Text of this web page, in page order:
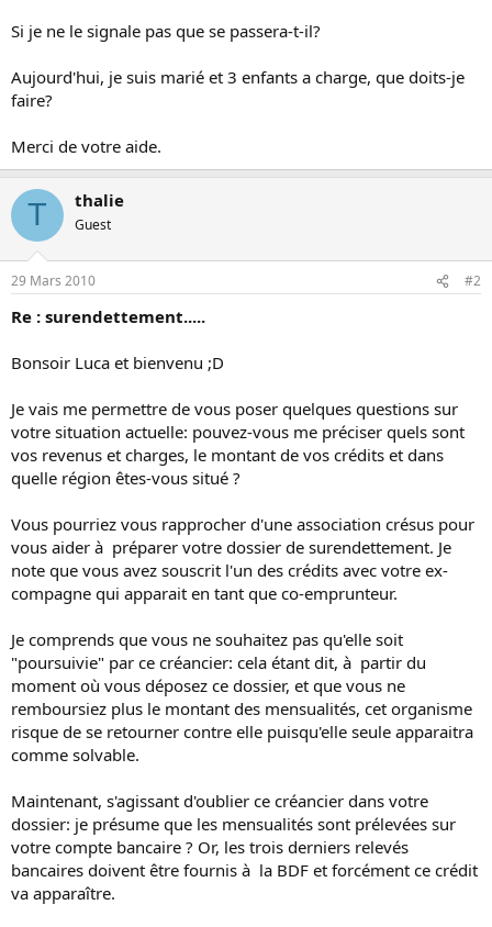
Si je ne le signale pas que se passera-t-il?
Aujourd'hui, je suis marié et 3 enfants a charge, que doits-je
faire?
Merci de votre aide.
T thalie
Guest
29 Mars 2010 #2
Re : surendettement.....
Bonsoir Luca et bienvenu ;D
Je vais me permettre de vous poser quelques questions sur
votre situation actuelle: pouvez-vous me préciser quels sont
vos revenus et charges, le montant de vos crédits et dans
quelle région êtes-vous situé ?
Vous pourriez vous rapprocher d'une association crésus pour
vous aider à préparer votre dossier de surendettement. Je
note que vous avez souscrit l'un des crédits avec votre ex-
compagne qui apparait en tant que co-emprunteur.
Je comprends que vous ne souhaitez pas qu'elle soit
"poursuivie" par ce créancier: cela étant dit, à partir du
moment où vous déposez ce dossier, et que vous ne
remboursiez plus le montant des mensualités, cet organisme
risque de se retourner contre elle puisqu'elle seule apparaitra
comme solvable.
Maintenant, s'agissant d'oublier ce créancier dans votre
dossier: je présume que les mensualités sont prélevées sur
votre compte bancaire ? Or, les trois derniers relevés
bancaires doivent être fournis à la BDF et forcément ce crédit
va apparaître.